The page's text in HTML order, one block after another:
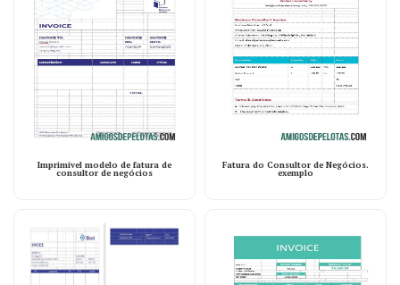
Imprimível modelo de fatura de
consultor de negócios
Fatura do Consultor de Negócios.
exemplo